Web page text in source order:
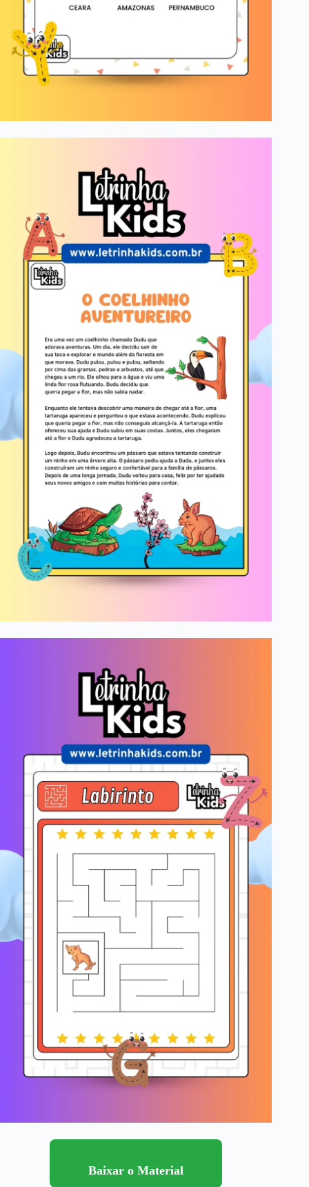
Baixar o Material